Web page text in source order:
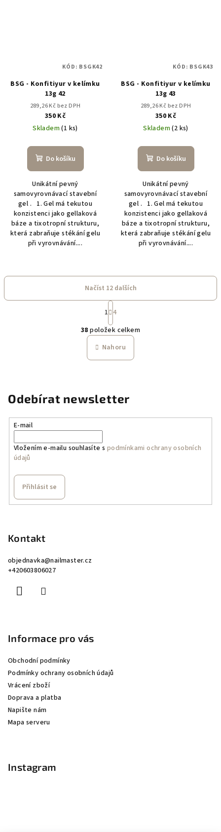
BSG - Konfitiyur v kelímku
13g 42
289,26 Kč bez DPH
350 Kč
Skladem(1 ks)
Do košíku
Unikátní pevný
samovyrovnávací stavební
gel . 1. Gel má tekutou
konzistenci jako gellaková
báze a tixotropní strukturu,
která zabraňuje stékání gelu
při vyrovnávání....
KÓD: BSGK42
BSG - Konfitiyur v kelímku
13g 43
289,26 Kč bez DPH
350 Kč
Skladem(2 ks)
Do košíku
Unikátní pevný
samovyrovnávací stavební
gel . 1. Gel má tekutou
konzistenci jako gellaková
báze a tixotropní strukturu,
která zabraňuje stékání gelu
při vyrovnávání....
KÓD: BSGK43
O
v
l
á
í
k
i
Načíst 12 dalších
S
t
r
á
n
k
o
í
1 4
38 položek celkem
Nahoru
Odebírat newsletter
E-mail
Vložením e-mailu souhlasíte s podmínkami ochrany osobních
údajů
Přihlásit se
Kontakt
objednavka@nailmaster.cz
+420603806027
Informace pro vás
Obchodní podmínky
Podmínky ochrany osobních údajů
Vrácení zboží
Doprava a platba
Napište nám
Mapa serveru
Instagram